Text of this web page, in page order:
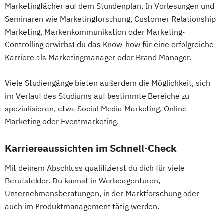
Marketingfächer auf dem Stundenplan. In Vorlesungen und
Seminaren wie Marketingforschung, Customer Relationship
Marketing, Markenkommunikation oder Marketing-
Controlling erwirbst du das Know-how für eine erfolgreiche
Karriere als Marketingmanager oder Brand Manager.
Viele Studiengänge bieten außerdem die Möglichkeit, sich
im Verlauf des Studiums auf bestimmte Bereiche zu
spezialisieren, etwa Social Media Marketing, Online-
Marketing oder Eventmarketing.
Karriereaussichten im Schnell-Check
Mit deinem Abschluss qualifizierst du dich für viele
Berufsfelder. Du kannst in Werbeagenturen,
Unternehmensberatungen, in der Marktforschung oder
auch im Produktmanagement tätig werden.